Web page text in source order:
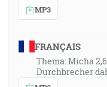
MP3
FRANÇAIS
Thema: Micha
Durchbrecher